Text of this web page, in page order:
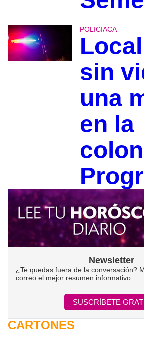
POLICIACA
sin
una
en la
Newsletter
¿Te quedas fuera de la conversación?
correo el mejor resumen informativo.
SUSCRÍBETE
CARTONES